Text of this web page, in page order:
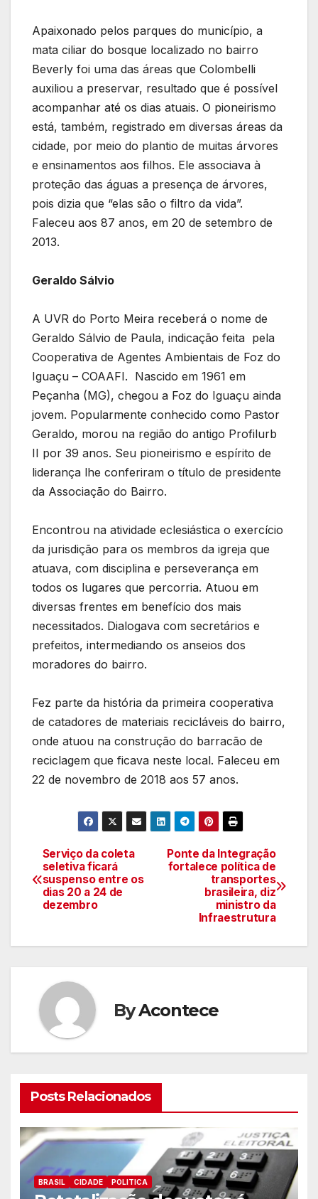
Apaixonado pelos parques do município, a
mata ciliar do bosque localizado no bairro
Beverly foi uma das áreas que Colombelli
auxiliou a preservar, resultado que é possível
acompanhar até os dias atuais. O pioneirismo
está, também, registrado em diversas áreas da
cidade, por meio do plantio de muitas árvores
e ensinamentos aos filhos. Ele associava à
proteção das águas a presença de árvores,
pois dizia que “elas são o filtro da vida”.
Faleceu aos 87 anos, em 20 de setembro de
2013.
Geraldo Sálvio
A UVR do Porto Meira receberá o nome de
Geraldo Sálvio de Paula, indicação feita pela
Cooperativa de Agentes Ambientais de Foz do
Iguaçu – COAAFI. Nascido em 1961 em
Peçanha (MG), chegou a Foz do Iguaçu ainda
jovem. Popularmente conhecido como Pastor
Geraldo, morou na região do antigo Profilurb
II por 39 anos. Seu pioneirismo e espírito de
liderança lhe conferiram o título de presidente
da Associação do Bairro.
Encontrou na atividade eclesiástica o exercício
da jurisdição para os membros da igreja que
atuava, com disciplina e perseverança em
todos os lugares que percorria. Atuou em
diversas frentes em benefício dos mais
necessitados. Dialogava com secretários e
prefeitos, intermediando os anseios dos
moradores do bairro.
Fez parte da história da primeira cooperativa
de catadores de materiais recicláveis do bairro,
onde atuou na construção do barracão de
reciclagem que ficava neste local. Faleceu em
22 de novembro de 2018 aos 57 anos.
Navegação
de
Ponte da Integração
fortalece política de
transportes
brasileira, diz
ministro da
Infraestrutura
Serviço da coleta
seletiva ficará
suspenso entre os
dias 20 a 24 de
dezembro
ByAcontece
Posts Relacionados
BRASIL CIDADE POLITICA